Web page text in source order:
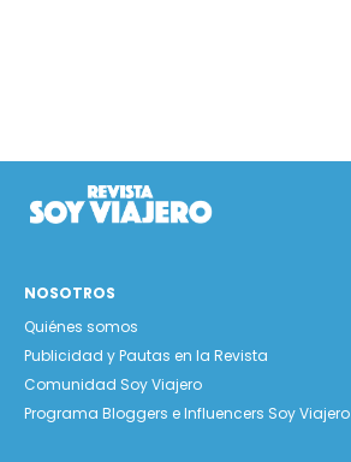
NOSOTROS
Quiénes somos
Publicidad y Pautas en la Revista
Comunidad Soy Viajero
Programa Bloggers e Influencers Soy Viajero